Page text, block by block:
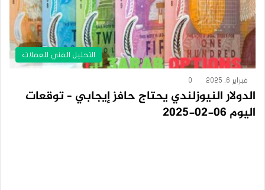
التحليل الفني للعملات
فبراير 6, 2025 0
الدولار النيوزلندي يحتاج حافز إيجابي – توقعات
اليوم 06-02-2025